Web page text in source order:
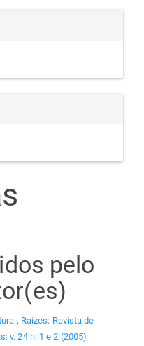
pelo
, Raízes: Revista de
v. 24 n. 1 e 2 (2005)